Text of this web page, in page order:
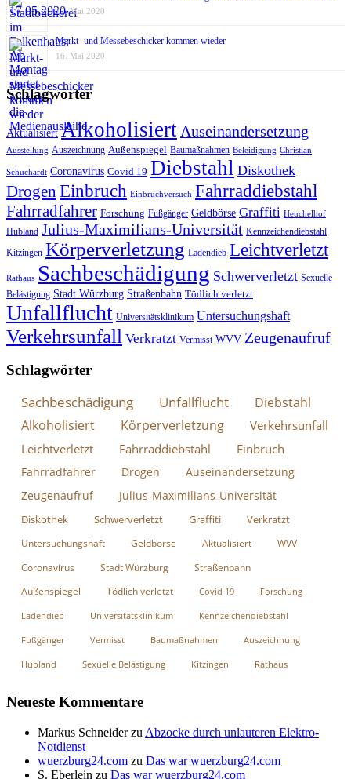
17. Mai 2020
Markt- und Messebeschicker kommen wieder
16. Mai 2020
Schlagwörter
Aktualisiert Alkoholisiert Auseinandersetzung
Ausstellung Auszeichnung Außenspiegel Baumaßnahmen Beleidigung Christian
Schuchardt Coronavirus Covid 19 Diebstahl Diskothek
Drogen Einbruch Einbruchversuch Fahrraddiebstahl
Fahrradfahrer Forschung Fußgänger Geldbörse Graffiti Heuchelhof
Hubland Julius-Maximilians-Universität Kennzeichendiebstahl
Kitzingen Körperverletzung Ladendieb Leichtverletzt
Rathaus Sachbeschädigung Schwerverletzt Sexuelle
Belästigung Stadt Würzburg Straßenbahn Tödlich verletzt
Unfallflucht Universitätsklinikum Untersuchungshaft
Verkehrsunfall Verkratzt Vermisst WVV Zeugenaufruf
Schlagwörter
Sachbeschädigung Unfallflucht
Diebstahl
Alkoholisiert
Körperverletzung Verkehrsunfall
Leichtverletzt Fahrraddiebstahl Einbruch
Fahrradfahrer Drogen
Auseinandersetzung
Zeugenaufruf
Julius-Maximilians-Universität
Diskothek Schwerverletzt Graffiti Verkratzt
Untersuchungshaft Geldbörse Aktualisiert
WVV
Coronavirus
Stadt Würzburg Straßenbahn
Außenspiegel Tödlich verletzt Covid 19 Forschung
Ladendieb Universitätsklinikum Kennzeichendiebstahl
Fußgänger Vermisst Baumaßnahmen Auszeichnung
Hubland Sexuelle Belästigung Kitzingen Rathaus
Neueste Kommentare
Markus Schneiderzu Abzocke durch unlauteren Elektro-
Notdienst
wuerzburg24.com zu Das war wuerzburg24.com
S. Eberlein zu Das war wuerzburg24.com